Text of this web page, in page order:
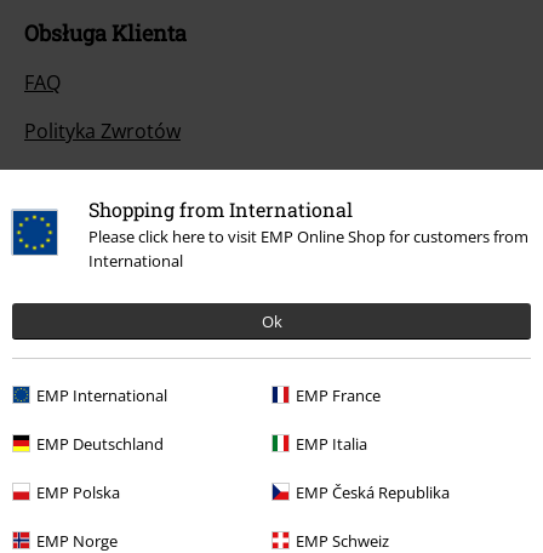
Shopping from International
Please click here to visit EMP Online Shop for customers from
International
Ok
EMP International EMP France
EMP Deutschland EMP Italia
EMP Polska EMP Česká Republika
EMP Norge EMP Schweiz
Obsługa Klienta
FAQ
Polityka Zwrotów
Ogólne informacje o rozmiarach
Oferty dla Ciebie
Konkursy
Vouchery EMP